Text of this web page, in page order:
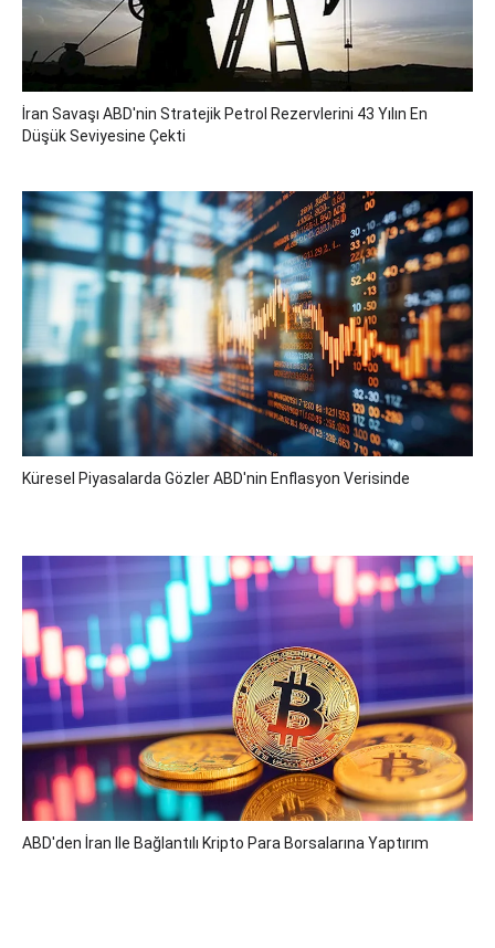
İran Savaşı ABD'nin Stratejik Petrol Rezervlerini 43 Yılın En
Düşük Seviyesine Çekti
Küresel Piyasalarda Gözler ABD'nin Enflasyon Verisinde
ABD'den İran Ile Bağlantılı Kripto Para Borsalarına Yaptırım